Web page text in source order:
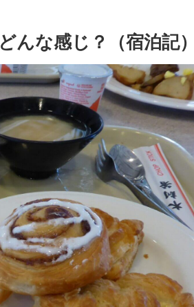
んな感じ？（宿泊記）